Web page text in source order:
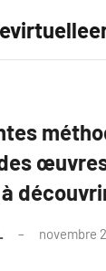
novembre